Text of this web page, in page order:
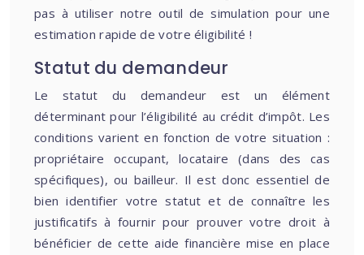
pas à utiliser notre outil de simulation pour une
estimation rapide de votre éligibilité !
Statut du demandeur
Le statut du demandeur est un élément
déterminant pour l’éligibilité au crédit d’impôt. Les
conditions varient en fonction de votre situation :
propriétaire occupant, locataire (dans des cas
spécifiques), ou bailleur. Il est donc essentiel de
bien identifier votre statut et de connaître les
justificatifs à fournir pour prouver votre droit à
bénéficier de cette aide financière mise en place